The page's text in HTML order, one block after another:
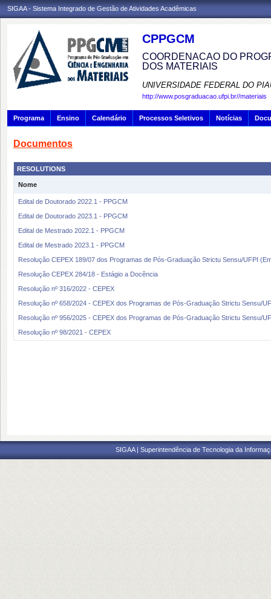
SIGAA - Sistema Integrado de Gestão de Atividades Acadêmicas
CPPGCM
COORDENACAO DO
DOS MATERIAIS
UNIVERSIDADE FEDERAL DO
http://www.posgraduacao.ufpi.br//materiais
Programa Ensino Calendário Processos Seletivos Notícias
Documentos
RESOLUTIONS
Nome
Edital de Doutorado 2022.1 - PPGCM
Edital de Doutorado 2023.1 - PPGCM
Edital de Mestrado 2022.1 - PPGCM
Edital de Mestrado 2023.1 - PPGCM
Resolução CEPEX 189/07 dos Programas de Pós-Graduação Strictu Sensu/UFPI
Resolução CEPEX 284/18 - Estágio a Docência
Resolução nº 316/2022 - CEPEX
Resolução nº 658/2024 - CEPEX dos Programas de Pós-Graduação Strictu Sensu/
Resolução nº 956/2025 - CEPEX dos Programas de Pós-Graduação Strictu Sensu/
Resolução nº 98/2021 - CEPEX
SIGAA | Superintendência de Tecnologia da